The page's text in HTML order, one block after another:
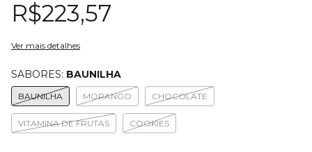
R$223,57
Ver mais detalhes
SABORES: BAUNILHA
BAUNILHA MORANGO CHOCOLATE
VITAMINA DE FRUTAS COOKIES